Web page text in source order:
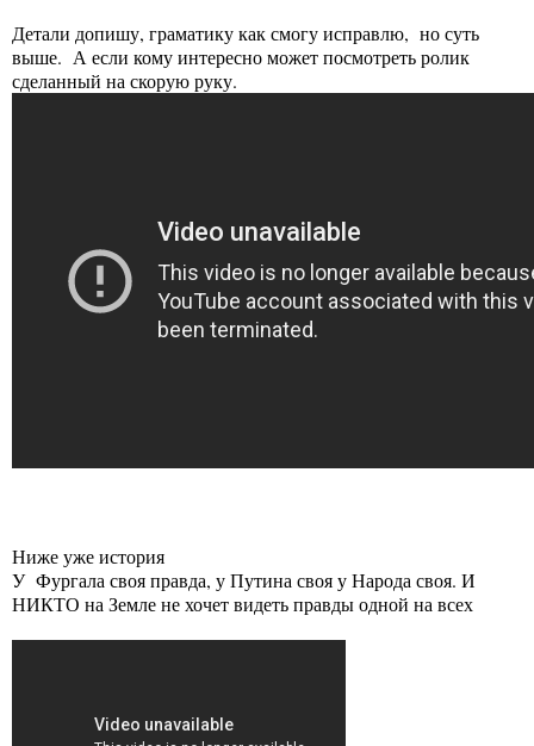
Детали допишу, граматику как смогу исправлю, но суть
выше. А если кому интересно может посмотреть ролик
сделанный на скорую руку.
Ниже уже история
У Фургала своя правда, у Путина своя у Народа своя. И
НИКТО на Земле не хочет видеть правды одной на всех